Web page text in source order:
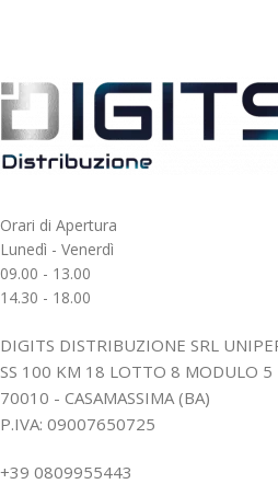
Orari di Apertura
Lunedì - Venerdì
09.00 - 13.00
14.30 - 18.00
DIGITS DISTRIBUZIONE SRL
SS 100 KM 18 LOTTO 8 MODULO 5
70010 - CASAMASSIMA (BA)
P.IVA: 09007650725
+39 0809955443